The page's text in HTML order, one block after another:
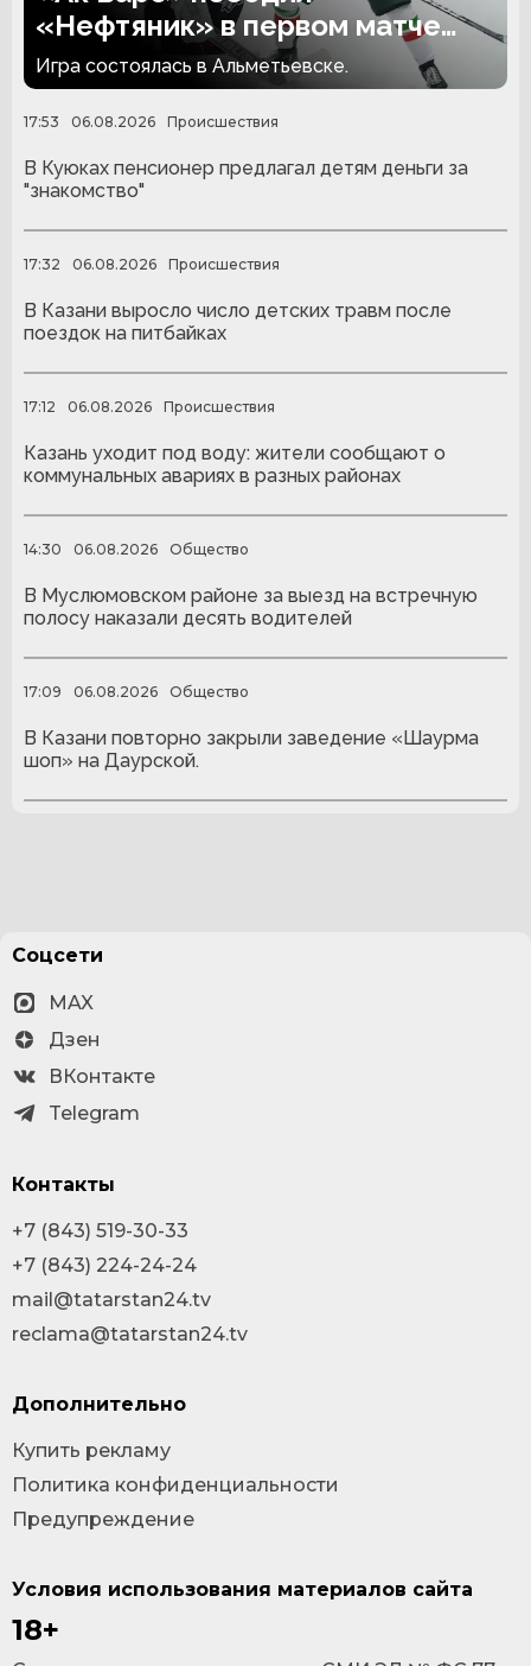
«Нефтяник» в первом матче
сезона
Игра состоялась в Альметьевске.
17:53 06.08.2026 Происшествия
В Куюках пенсионер предлагал детям деньги за
"знакомство"
17:32 06.08.2026 Происшествия
В Казани выросло число детских травм после
поездок на питбайках
17:12 06.08.2026 Происшествия
Казань уходит под воду: жители сообщают о
коммунальных авариях в разных районах
14:30 06.08.2026 Общество
В Муслюмовском районе за выезд на встречную
полосу наказали десять водителей
17:09 06.08.2026 Общество
В Казани повторно закрыли заведение «Шаурма
шоп» на Даурской.
Условия использования материалов сайта
18+
Соцсети
MAX
Дзен
ВКонтакте
Telegram
Контакты
+7 (843) 519-30-33
+7 (843) 224-24-24
mail@tatarstan24.tv
reclama@tatarstan24.tv
Дополнительно
Купить рекламу
Политика конфиденциальности
Предупреждение